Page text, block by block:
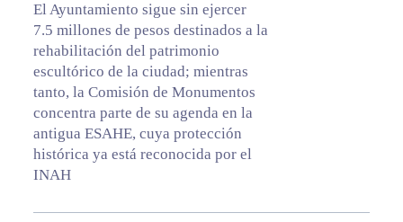
El Ayuntamiento sigue sin ejercer
7.5 millones de pesos destinados a la
rehabilitación del patrimonio
escultórico de la ciudad; mientras
tanto, la Comisión de Monumentos
concentra parte de su agenda en la
antigua ESAHE, cuya protección
histórica ya está reconocida por el
INAH